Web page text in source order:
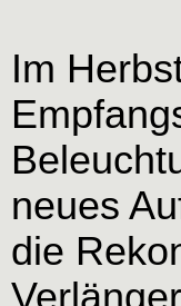
Im
neues
die